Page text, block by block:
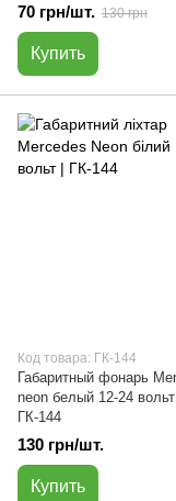
70 грн/шт. 130 грн
Купить
Код товара: ГК-144
Габаритный фонарь
neon белый 12-24
ГК-144
130 грн/шт.
Купить